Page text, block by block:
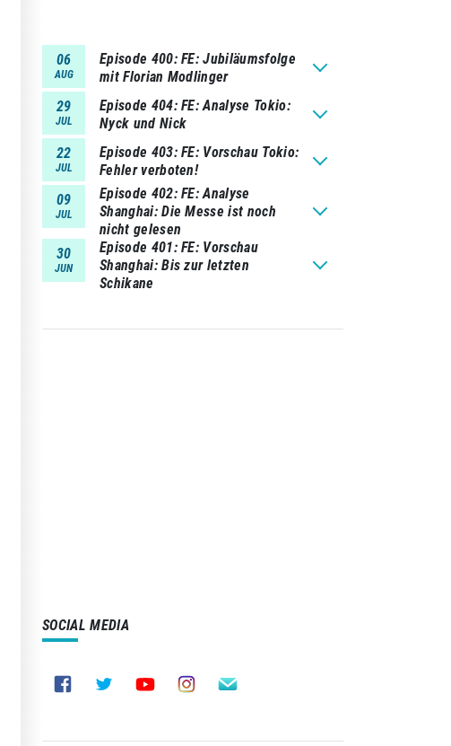
06
AUG
Episode 400 FE: Jubiläumsfolge
mit Florian Modlinger
29
JUL
Episode 404 FE: Analyse Tokio:
Nyck und Nick
22
JUL
Episode 403 FE: Vorschau Tokio:
Fehler verboten!
09
JUL
Episode 402 FE: Analyse
Shanghai: Die Messe ist noch
nicht gelesen
30
JUN
Episode 401 FE: Vorschau
Shanghai: Bis zur letzten
Schikane
SOCIAL MEDIA